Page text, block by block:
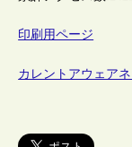
印刷用ページ
カレントアウェア